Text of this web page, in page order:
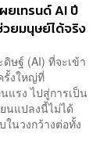
ยเทรนด์ AI ปี
วยมนุษย์ได้จริง
ษฐ์ (AI) ที่จะเข้า
รั้งใหญ่ที่
แรง ไปสู่การเป็น
นแปลงนี้ไม่ได้
นวงกว้างต่อทั้ง